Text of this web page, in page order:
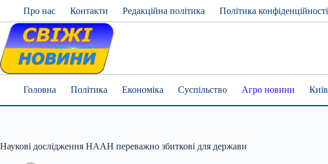
content
Про нас Контакти Редакційна політика Політика конфіденційності
Головна Політика Економіка Суспільство Агро новини Київ
Наукові дослідження НААН переважно збиткові для держави